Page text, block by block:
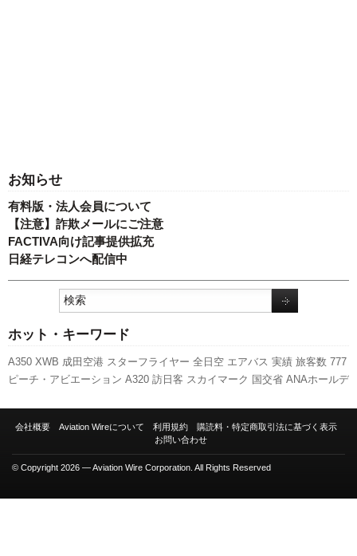
お知らせ
有料版・法人会員について
【注意】詐欺メールにご注意
FACTIVA向け記事提供拡充
日経テレコンへ配信中
ホット・キーワード
A350 XWB 成田空港 スターフライヤー 全日空 エアバス 実績 旅客数 777
ピーチ・アビエーション A320 訪日客 スカイマーク 国交省 ANAホールデ
客室乗務員 発着回数 日本航空 先週の注目記事 新型コロナウイルス 新路
会社概要 Aviation Wireについて 利用規約
購読料・特定商取引法に基づく表示
お問い合わせ
© Copyright 2026 — Aviation Wire Corporation. All Rights Reserved